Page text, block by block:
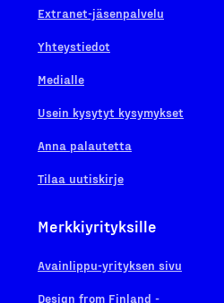
Extranet-jäsenpalvelu
Yhteystiedot
Medialle
Usein kysytyt kysymykset
Anna palautetta
Tilaa uutiskirje
Merkkiyrityksille
Avainlippu-yrityksen sivu
Design from Finland -